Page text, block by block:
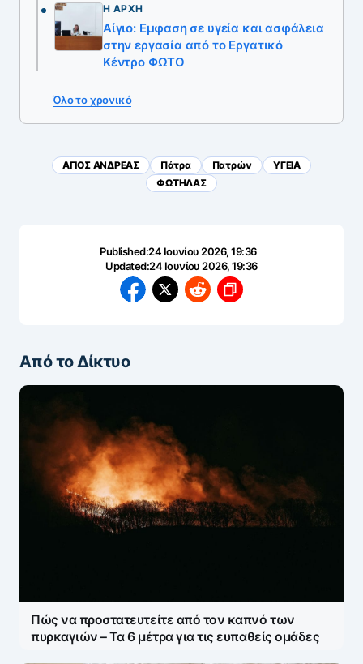
Η ΑΡΧΉ
Αίγιο: Εμφαση σε υγεία και ασφάλεια
στην εργασία από το Εργατικό
Κέντρο ΦΩΤΟ
Όλο το χρονικό
ΑΓΙΟΣ ΑΝΔΡΕΑΣ Πάτρα Πατρών
ΥΓΕΙΑ
ΦΩΤΗΛΑΣ
Published:24 Ιουνίου 2026, 19:36
Updated:24 Ιουνίου 2026, 19:36
Από το Δίκτυο
Πώς να προστατευτείτε από τον καπνό των
πυρκαγιών – Τα 6 μέτρα για τις ευπαθείς ομάδες